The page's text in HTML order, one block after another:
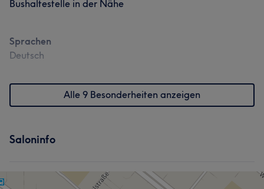
Bushaltestelle in der Nähe
Sprachen
Deutsch
Alle 9 Besonderheiten anzeigen
Saloninfo